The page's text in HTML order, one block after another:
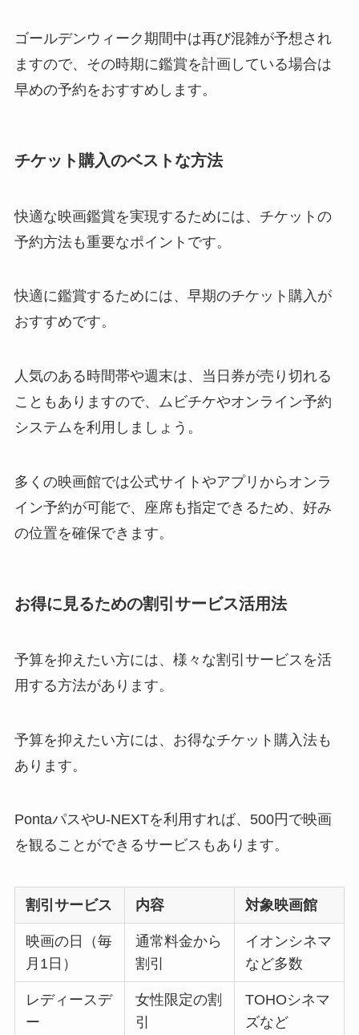
ゴールデンウィーク期間中は再び混雑が予想され
ますので、その時期に鑑賞を計画している場合は
早めの予約をおすすめします。
チケット購入のベストな方法
快適な映画鑑賞を実現するためには、チケットの
予約方法も重要なポイントです。
快適に鑑賞するためには、早期のチケット購入が
おすすめです。
人気のある時間帯や週末は、当日券が売り切れる
こともありますので、ムビチケやオンライン予約
システムを利用しましょう。
多くの映画館では公式サイトやアプリからオンラ
イン予約が可能で、座席も指定できるため、好み
の位置を確保できます。
お得に見るための割引サービス活用法
予算を抑えたい方には、様々な割引サービスを活
用する方法があります。
予算を抑えたい方には、お得なチケット購入法も
あります。
PontaパスやU-NEXTを利用すれば、500円で映画
を観ることができるサービスもあります。
割引サービス 内容 対象映画館
映画の日（毎
月1日）
通常料金から
割引
イオンシネマ
など多数
レディースデ
ー
女性限定の割
引
TOHOシネマ
ズなど